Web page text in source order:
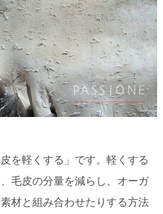
を軽くする」です。軽くする
毛皮の分量を減らし、オーガ
材と組み合わせたりする方法